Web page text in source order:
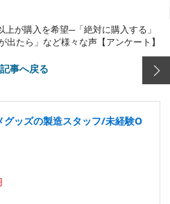
上が購入を希望─「絶対に購入する」
出たら」など様々な声【アンケート】
事へ戻る
グッズの製造スタッフ/未経験O